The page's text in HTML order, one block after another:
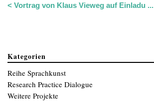
< Vortrag von Klaus Vieweg auf Einladu ...
Kategorien
Reihe Sprachkunst
Research Practice Dialogue
Weitere Projekte